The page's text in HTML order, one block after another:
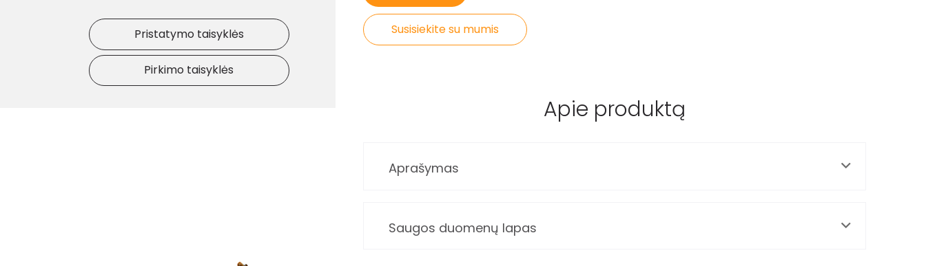
Pristatymo taisyklės
Pirkimo taisyklės
Susisiekite su mumis
Apie produktą
Aprašymas
Saugos duomenų lapas